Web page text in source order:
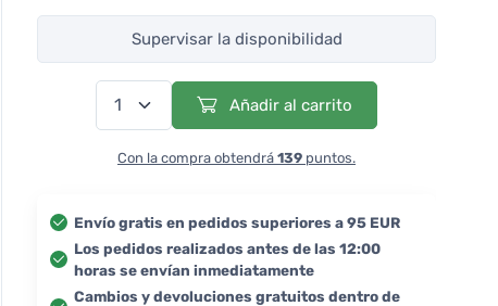
Supervisar la disponibilidad
Añadir al carrito
Con la compra obtendrá 139 puntos.
Envío gratis en pedidos superiores a 95 EUR
Los pedidos realizados antes de las 12:00
horas se envían inmediatamente
Cambios y devoluciones gratuitos dentro de